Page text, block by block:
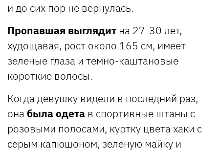
и до сих пор не вернулась.
Пропавшая выглядит на 27-30 лет,
худощавая, рост около 165 см, имеет
зеленые глаза и темно-каштановые
короткие волосы.
Когда девушку видели в последний раз,
она была одета в спортивные штаны с
розовыми полосами, куртку цвета хаки с
серым капюшоном, зеленую майку и